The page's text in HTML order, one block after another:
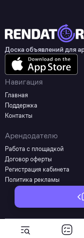
Доска объявлений для
Навигация
Главная
Поддержка
Контакты
Арендодателю
Работа с площадкой
Договор оферты
Регистрация кабинета
Политика рекламы